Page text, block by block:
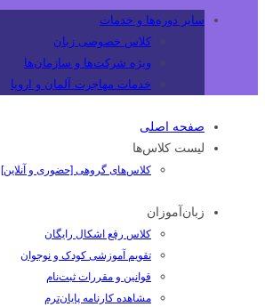
سایر دوره‌ها و خدمات
کلاس خصوصی زبان
ویژه شرکت‌ها و سازمان‌ها
خدمات مهاجرت آلمان و اروپا
صفحه اصلی
لیست کلاس‌ها
کلاس‌های گروهی [حضوری و آنلاین]
زبان‌آموزان
کلاس رفع اشکال رایگان
تقویم آموزشی کودک و نوجوان
قوانین و مقررات ثبت‌نام
مشاهده کارنامه پایان‌ترم